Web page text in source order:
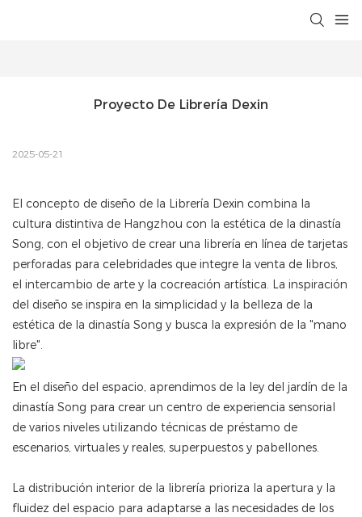
Proyecto De Librería Dexin
2025-05-21
El concepto de diseño de la Librería Dexin combina la
cultura distintiva de Hangzhou con la estética de la dinastía
Song, con el objetivo de crear una librería en línea de tarjetas
perforadas para celebridades que integre la venta de libros,
el intercambio de arte y la cocreación artística. La inspiración
del diseño se inspira en la simplicidad y la belleza de la
estética de la dinastía Song y busca la expresión de la "mano
libre".
En el diseño del espacio, aprendimos de la ley del jardín de la
dinastía Song para crear un centro de experiencia sensorial
de varios niveles utilizando técnicas de préstamo de
escenarios, virtuales y reales, superpuestos y pabellones.
La distribución interior de la librería prioriza la apertura y la
fluidez del espacio para adaptarse a las necesidades de los